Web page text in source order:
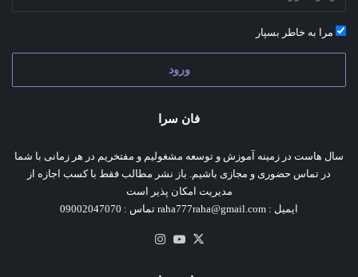
مرا به خاطر بسپار
ورود
فان سرا
سال هاست در زمینه آموزش و توسعه مشغولیم و مفتخریم در هر زمانی با شما
در تماس حضوری و مجازی باشیم. باز نشر مطالب فقط با کسب اجازه از
مدیریت امکان پذیر است
ایمیل : raha777raha@gmail.com تماس : 09002047070
X یوتیوب